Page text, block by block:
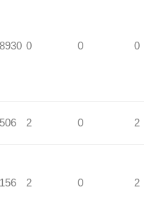
0 0 0
2 0 2
2 0 2